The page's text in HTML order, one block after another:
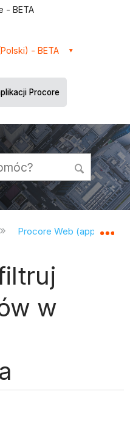
- BETA
- BETA
Procore
global hierarchy
Procore Web
w